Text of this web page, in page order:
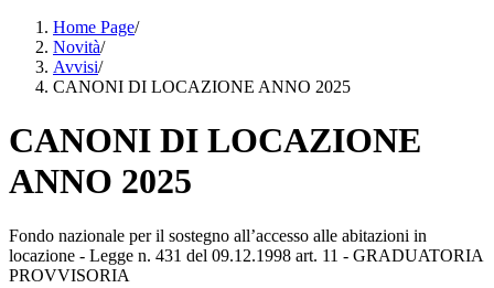
Home Page/
Novità/
Avvisi/
CANONI DI LOCAZIONE ANNO 2025
CANONI DI LOCAZIONE
ANNO 2025
Fondo nazionale per il sostegno all’accesso alle abitazioni in
locazione - Legge n. 431 del 09.12.1998 art. 11 - GRADUATORIA
PROVVISORIA